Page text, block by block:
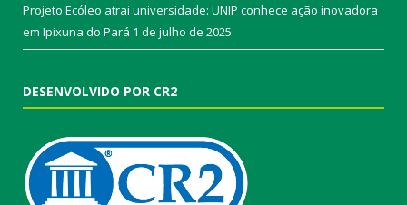
Projeto Ecóleo atrai universidade: UNIP conhece ação inovadora
em Ipixuna do Pará 1 de julho de 2025
DESENVOLVIDO POR CR2